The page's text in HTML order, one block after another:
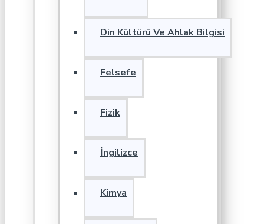
Din Kültürü Ve Ahlak Bilgisi
Felsefe
Fizik
İngilizce
Kimya